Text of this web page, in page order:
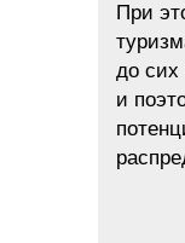
При
до сих
и